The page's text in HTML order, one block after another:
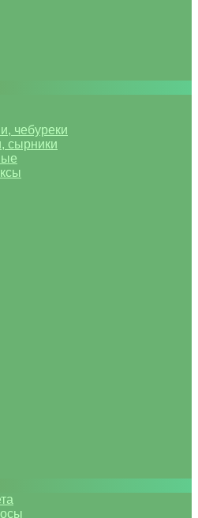
чебуреки
сырники